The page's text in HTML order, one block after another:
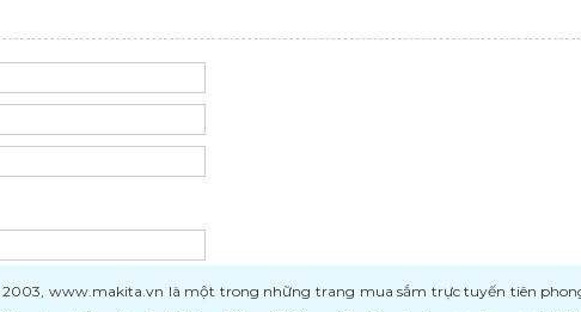
www.makita.vn là một trong những trang mua sắm trực tuyến tiên